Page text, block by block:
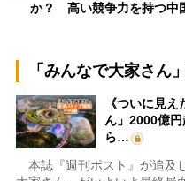
か？ 高い競争力を持つ中
「みんなで大家さん
《ついに見
ん」2000億
ら…
本誌『週刊ポスト』が追及